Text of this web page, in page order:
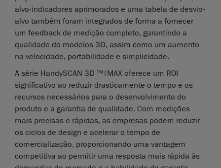
alvo-indicadores aprimorados e uma tabela de desvio-
alvo também foram integrados de forma a fornecer
um feedback de medição completo, garantindo a
qualidade do modelos 3D, assim como um aumento
na velocidade, portabilidade e simplicidade.
A série HandySCAN 3D ™|MAX oferece um ROI
significativo ao reduzir drasticamente o tempo e os
recursos necessários para o desenvolvimento do
produto e a garantia de qualidade. Com medições
mais precisas e rápidas, as empresas podem reduzir
os ciclos de design e acelerar o tempo de
comercialização, proporcionando uma vantagem
competitiva ao permitir uma resposta mais rápida às